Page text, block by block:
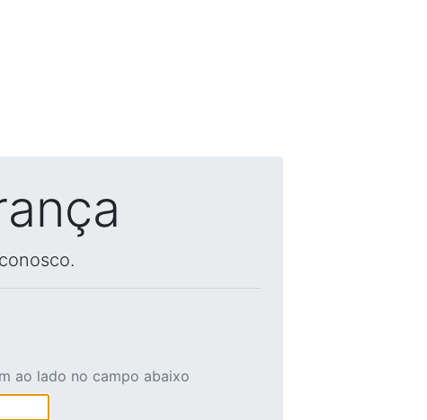
ao lado no campo abaixo